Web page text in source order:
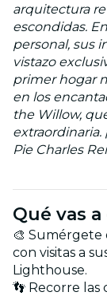
arquitectura
escondidas.
personal, sus
vistazo
primer hogar
en los
the Willow,
extraordinaria.
Pie Charles
Qué vas
🎨 Sumérgete
con visitas a
Lighthouse.
👣 Recorre las